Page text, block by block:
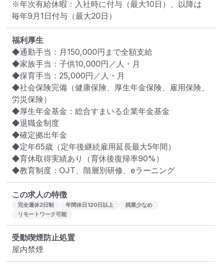
※年次有給休暇：入社時に付与（最大10日）、以降は
毎年9月1日付与（最大20日）
福利厚生
◆通勤手当：月150,000円まで全額支給
◆家族手当：子供10,000円／人・月
◆保育手当：25,000円／人・月
◆社会保険完備（健康保険、厚生年金保険、雇用保険、
労災保険）
◆厚生年金基金：総合すまいる企業年金基金
◆退職金制度
◆確定拠出年金
◆定年65歳（定年後継続雇用延長最大5年間）
◆育休取得実績あり（育休後復帰率90%）
◆教育制度：OJT、階層別研修、eラーニング
この求人の特徴
完全週休2日制 年間休日120日以上
残業少なめ
リモートワーク可能
受動喫煙防止処置
屋内禁煙